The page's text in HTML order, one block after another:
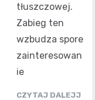
tłuszczowej.
Zabieg ten
wzbudza spore
zainteresowan
ie
CZYTAJ DALEJJ